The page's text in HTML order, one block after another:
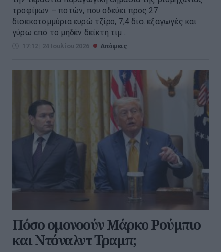
τροφίμων – ποτών, που οδεύει προς 27
δισεκατομμύρια ευρώ τζίρο, 7,4 δισ. εξαγωγές και
γύρω από το μηδέν δείκτη τιμ...
17:12 | 24 Ιουλίου 2026 Απόψεις
Πόσο ομονοούν Μάρκο Ρούμπιο
και Ντόναλντ Τραμπ;